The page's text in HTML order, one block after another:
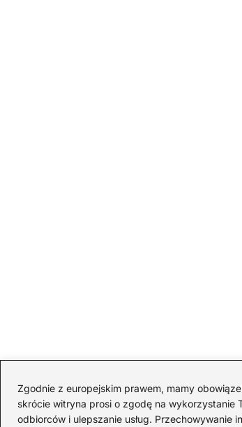
Zgodnie z europejskim prawem, mamy
skrócie witryna prosi o zgodę na wykorzystanie
odbiorców i ulepszanie usług. Przechowywanie